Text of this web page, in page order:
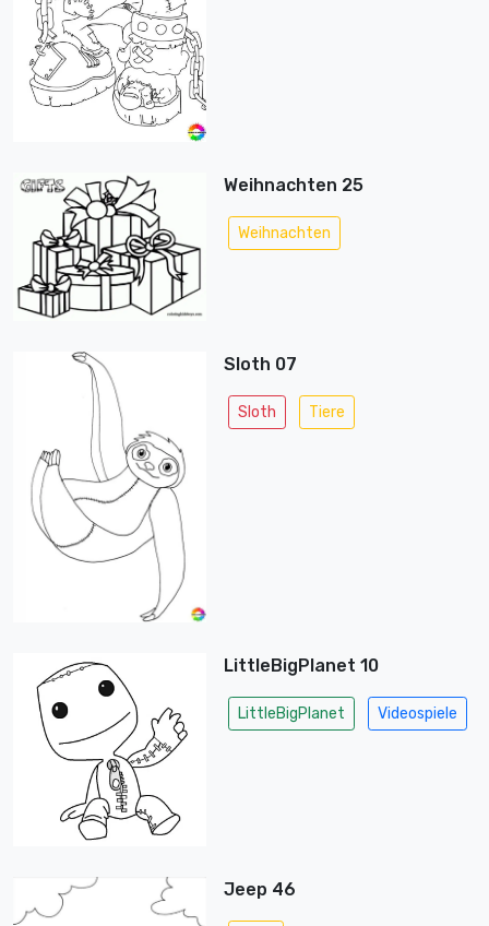
Weihnachten 25
Weihnachten
Sloth 07
Sloth Tiere
LittleBigPlanet 10
LittleBigPlanet Videospiele
Jeep 46